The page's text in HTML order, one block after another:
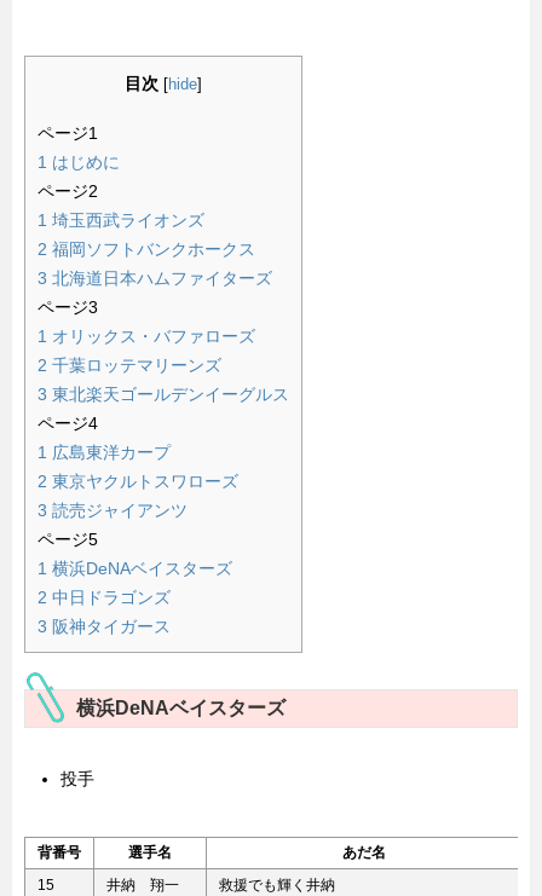
目次 hide
ページ1
1 はじめに
ページ2
1 埼玉西武ライオンズ
2 福岡ソフトバンクホークス
3 北海道日本ハムファイターズ
ページ3
1 オリックス・バファローズ
2 千葉ロッテマリーンズ
3 東北楽天ゴールデンイーグルス
ページ4
1 広島東洋カープ
2 東京ヤクルトスワローズ
3 読売ジャイアンツ
ページ5
1 横浜DeNAベイスターズ
2 中日ドラゴンズ
3 阪神タイガース
横浜DeNAベイスターズ
投手
背番号 選手名
あだ名
15
井納 翔一
救援でも輝く井納